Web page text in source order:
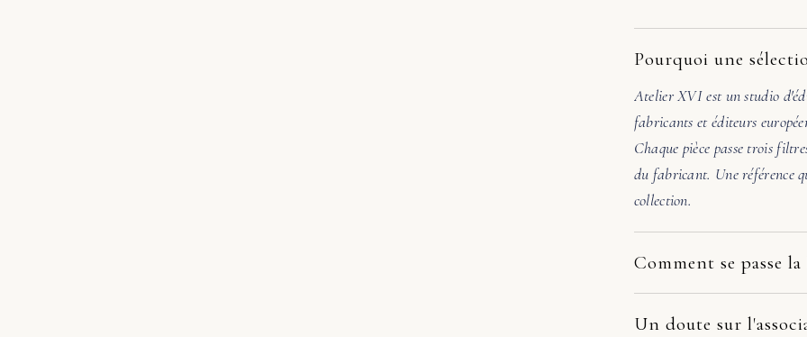
Pourquoi une
Atelier XVI est un studio
fabricants et éditeurs
Chaque pièce passe trois
du fabricant. Une référence
collection.
Comment se passe
dépend du fabricant et de
Un doute sur